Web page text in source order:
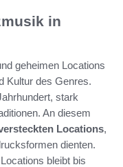
in
geheimen Locations
Kultur des Genres.
stark
An diesem
Locations,
dienten.
bleibt bis